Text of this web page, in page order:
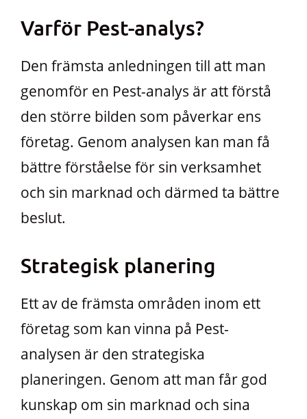
Varför Pest-analys?
Den främsta anledningen till att man
genomför en Pest-analys är att förstå
den större bilden som påverkar ens
företag. Genom analysen kan man få
bättre förståelse för sin verksamhet
och sin marknad och därmed ta bättre
beslut.
Strategisk planering
Ett av de främsta områden inom ett
företag som kan vinna på Pest-
analysen är den strategiska
planeringen. Genom att man får god
kunskap om sin marknad och sina